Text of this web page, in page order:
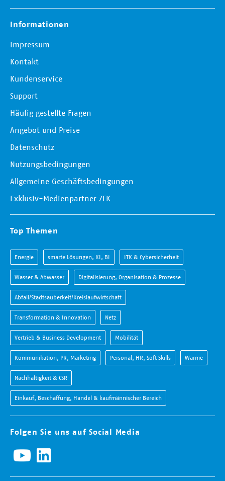
Informationen
Impressum
Kontakt
Kundenservice
Support
Häufig gestellte Fragen
Angebot und Preise
Datenschutz
Nutzungsbedingungen
Allgemeine Geschäftsbedingungen
Exklusiv-Medienpartner ZFK
Top Themen
Energie smarte Lösungen, KI, BI ITK & Cybersicherheit
Wasser & Abwasser Digitalisierung, Organisation & Prozesse
Abfall/Stadtsauberkeit/Kreislaufwirtschaft
Transformation & Innovation Netz
Vertrieb & Business Development Mobilität
Kommunikation, PR, Marketing Personal, HR, Soft Skills Wärme
Nachhaltigkeit & CSR
Einkauf, Beschaffung, Handel & kaufmännischer Bereich
Folgen Sie uns auf Social Media